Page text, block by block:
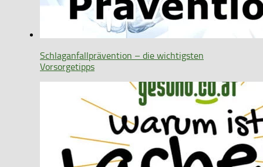
Schlaganfallprävention – die wichtigsten
Vorsorgetipps